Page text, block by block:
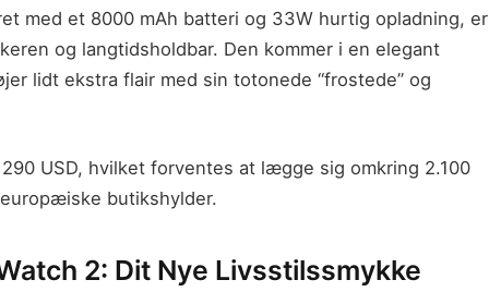
med et 8000 mAh batteri og 33W hurtig opladning, er
og langtidsholdbar. Den kommer i en elegant
lidt ekstra flair med sin totonede “frostede” og
USD, hvilket forventes at lægge sig omkring 2.100
butikshylder.
2: Dit Nye Livsstilssmykke